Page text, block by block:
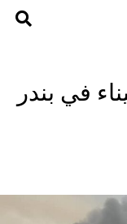
بميناء في بندر